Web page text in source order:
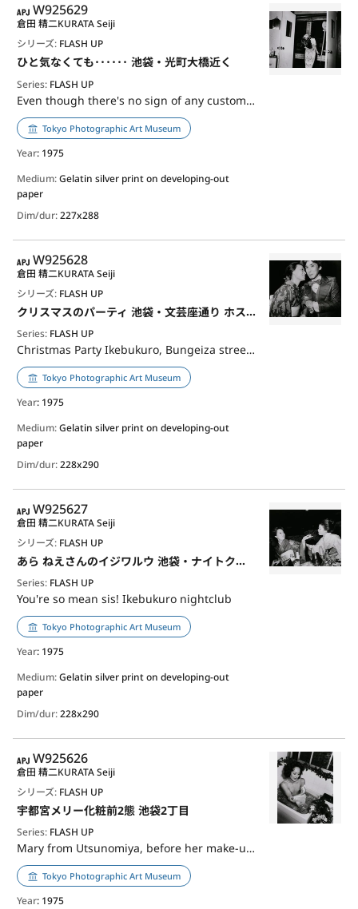
APJ
W925629
ひと気なくても･･････ 池袋・光町大橋近く
シリーズ: FLASH UP
Even though there's no sign of any customers... near Ikebukuro, Hikarimachi Ohashi
Series: FLASH UP
倉田 精二KURATA Seiji
Tokyo Photographic Art Museum
Year: 1975
Medium:Gelatin silver print on developing-out
paper
Dim/dur:227x288
APJ
W925628
クリスマスのパーティ 池袋・文芸座通り ホスト・クラブ
シリーズ: FLASH UP
Christmas Party Ikebukuro, Bungeiza street host club
Series: FLASH UP
倉田 精二KURATA Seiji
Tokyo Photographic Art Museum
Year: 1975
Medium:Gelatin silver print on developing-out
paper
Dim/dur:228x290
APJ
W925627
あら ねえさんのイジワルウ 池袋・ナイトクラブ
シリーズ: FLASH UP
You're so mean sis! Ikebukuro nightclub
Series: FLASH UP
倉田 精二KURATA Seiji
Tokyo Photographic Art Museum
Year: 1975
Medium:Gelatin silver print on developing-out
paper
Dim/dur:228x290
APJ
W925626
宇都宮メリー化粧前2態 池袋2丁目
シリーズ: FLASH UP
Mary from Utsunomiya, before her make-up Ikebukuro 2-chome
Series: FLASH UP
倉田 精二KURATA Seiji
Tokyo Photographic Art Museum
Year: 1975